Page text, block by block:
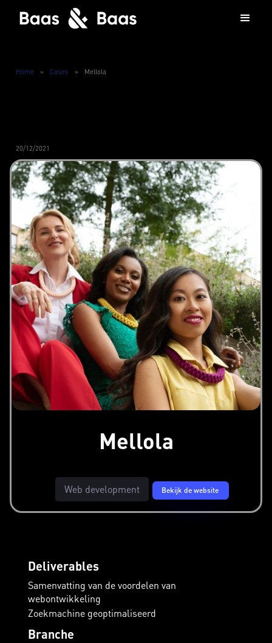
Home » Cases » Mellola
20/12/2021
Mellola
Web development Bekijk de website
Deliverables
Samenvatting van de voordelen van
webontwikkeling
Zoekmachine geoptimaliseerd
Branche